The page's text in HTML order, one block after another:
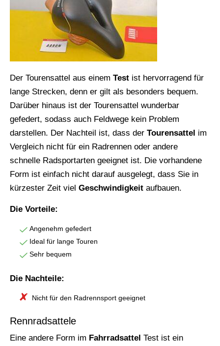
Der Tourensattel aus einem Test ist hervorragend für
lange Strecken, denn er gilt als besonders bequem.
Darüber hinaus ist der Tourensattel wunderbar
gefedert, sodass auch Feldwege kein Problem
darstellen. Der Nachteil ist, dass der Tourensattel im
Vergleich nicht für ein Radrennen oder andere
schnelle Radsportarten geeignet ist. Die vorhandene
Form ist einfach nicht darauf ausgelegt, dass Sie in
kürzester Zeit viel Geschwindigkeit aufbauen.
Die Vorteile:
Angenehm gefedert
Ideal für lange Touren
Sehr bequem
Die Nachteile:
Nicht für den Radrennsport geeignet
Rennradsattele
Eine andere Form im Fahrradsattel Test ist ein